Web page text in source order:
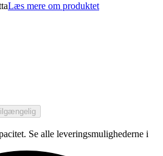
Læs mere om produktet
Se alle leveringsmulighederne i